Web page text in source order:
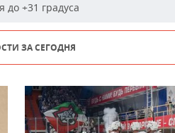
до +31 градуса
ЗА СЕГОДНЯ